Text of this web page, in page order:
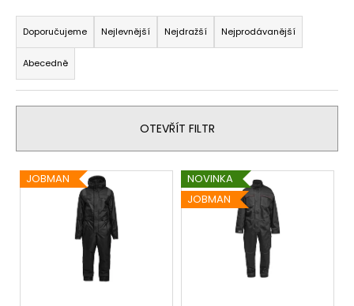
Ř
a
z
e
n
r
o
Doporučujeme Nejlevnější Nejdražší Nejprodávanější
Abecedně
OTEVŘÍT FILTR
V
ý
JOBMAN
NOVINKA
JOBMAN
D
o
p
u
č
u